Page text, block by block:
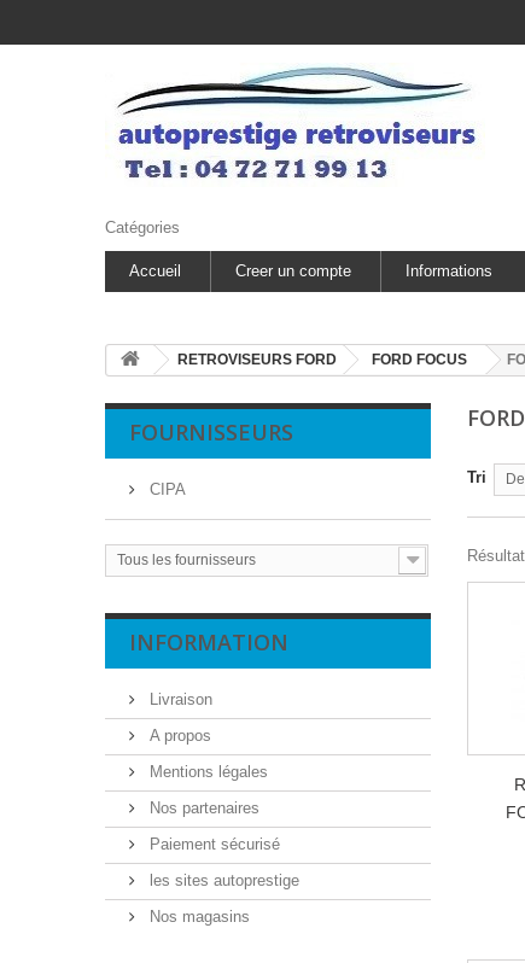
Catégories
Accueil Creer un compte Informations
RETROVISEURS FORD FORD FOCUS
FOURNISSEURS
CIPA
Tous les fournisseurs
INFORMATION
Livraison
A propos
Mentions légales
Nos partenaires
Paiement sécurisé
les sites autoprestige
Nos magasins
Tri